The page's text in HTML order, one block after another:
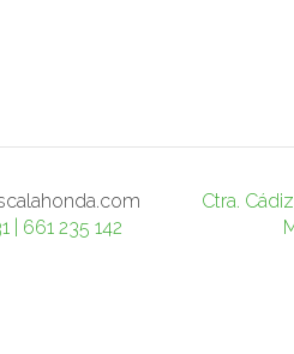
| 661 235 142
Ctra.